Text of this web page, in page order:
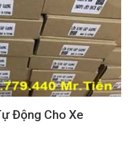
Động Cho Xe